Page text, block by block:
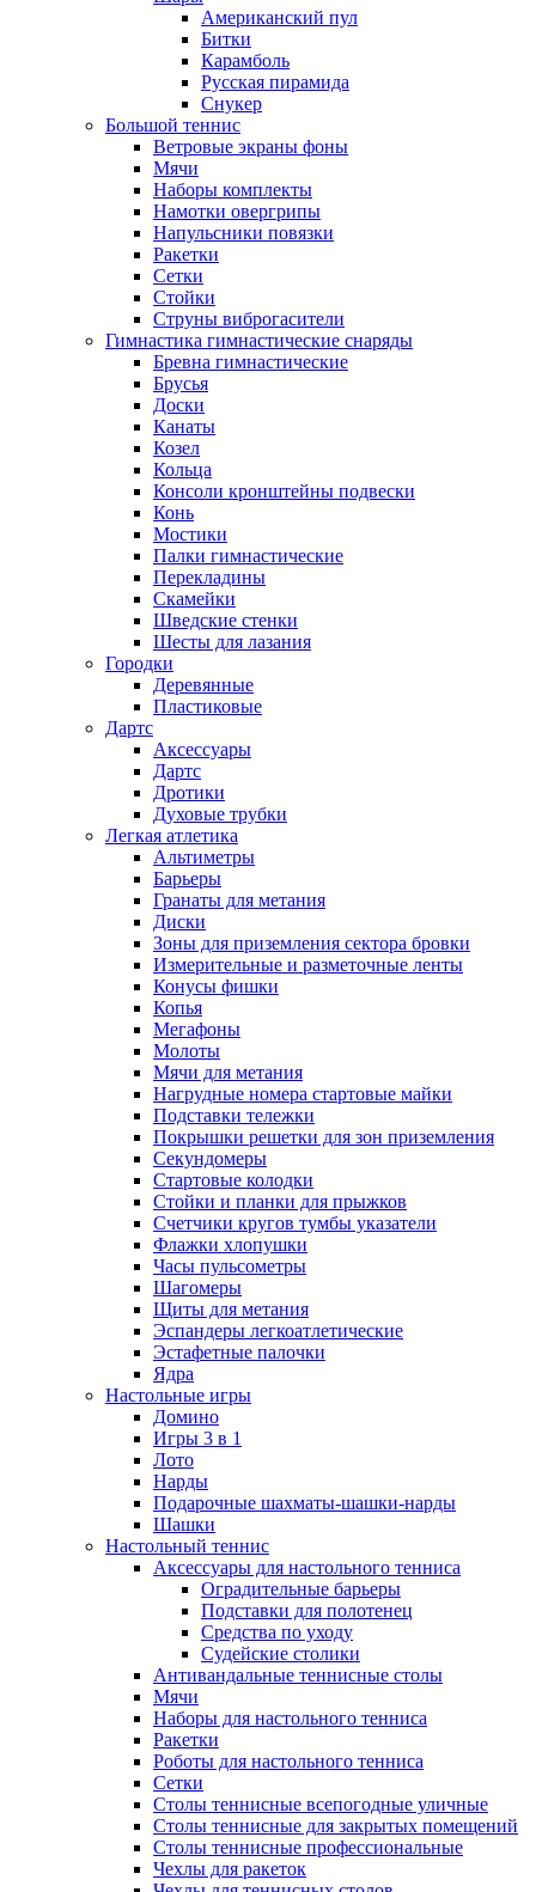
Американский пул
Битки
Карамболь
Русская пирамида
Снукер
Большой теннис
Ветровые экраны фоны
Мячи
Наборы комплекты
Намотки овергрипы
Напульсники повязки
Ракетки
Сетки
Стойки
Струны виброгасители
Гимнастика гимнастические снаряды
Бревна гимнастические
Брусья
Доски
Канаты
Козел
Кольца
Консоли кронштейны подвески
Конь
Мостики
Палки гимнастические
Перекладины
Скамейки
Шведские стенки
Шесты для лазания
Городки
Деревянные
Пластиковые
Дартс
Аксессуары
Дартс
Дротики
Духовые трубки
Легкая атлетика
Альтиметры
Барьеры
Гранаты для метания
Диски
Зоны для приземления сектора бровки
Измерительные и разметочные ленты
Конусы фишки
Копья
Мегафоны
Молоты
Мячи для метания
Нагрудные номера стартовые майки
Подставки тележки
Покрышки решетки для зон приземления
Секундомеры
Стартовые колодки
Стойки и планки для прыжков
Счетчики кругов тумбы указатели
Флажки хлопушки
Часы пульсометры
Шагомеры
Щиты для метания
Эспандеры легкоатлетические
Эстафетные палочки
Ядра
Настольные игры
Домино
Игры 3 в 1
Лото
Нарды
Подарочные шахматы-шашки-нарды
Шашки
Настольный теннис
Аксессуары для настольного тенниса
Оградительные барьеры
Подставки для полотенец
Средства по уходу
Судейские столики
Антивандальные теннисные столы
Мячи
Наборы для настольного тенниса
Ракетки
Роботы для настольного тенниса
Сетки
Столы теннисные всепогодные уличные
Столы теннисные для закрытых помещений
Столы теннисные профессиональные
Чехлы для ракеток